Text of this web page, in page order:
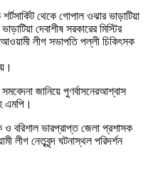
থেকে গোপাল ওঝার ভাড়াটিয়া
দেবাশীষ সরকারের মিস্টির
আওয়ামী লীগ সভাপতি পল্লী চিকিৎসক
জানিয়ে পুণর্বাসনেরআশ্বাস
এমপি।
বরিশাল ভারপ্রাপ্ত জেলা প্রশাসক
লীগ নেতৃবৃন্দ ঘটনাস্থল পরিদর্শন